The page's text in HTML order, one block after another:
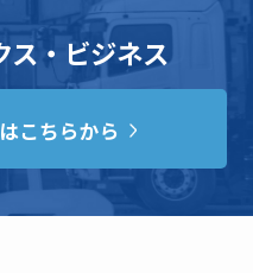
ス・ビジネス
こちらから